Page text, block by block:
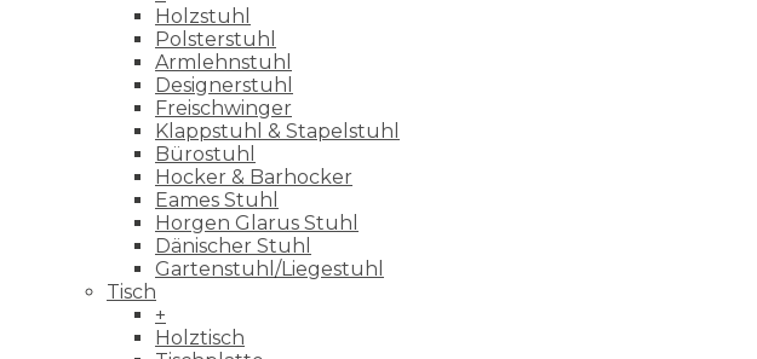
Holzstuhl
Polsterstuhl
Armlehnstuhl
Designerstuhl
Freischwinger
Klappstuhl & Stapelstuhl
Bürostuhl
Hocker & Barhocker
Eames Stuhl
Horgen Glarus Stuhl
Dänischer Stuhl
Gartenstuhl/Liegestuhl
Tisch
+
Holztisch